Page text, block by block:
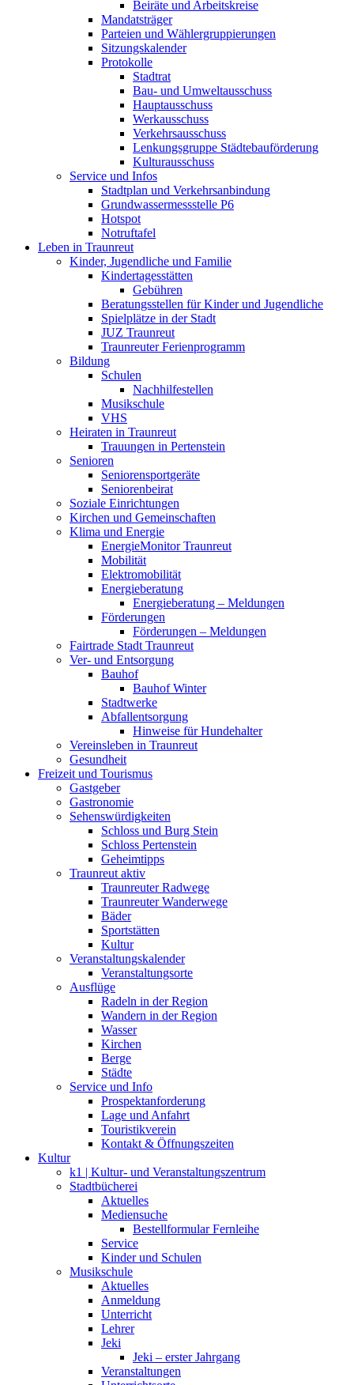
Beiräte und Arbeitskreise
Mandatsträger
Parteien und Wählergruppierungen
Sitzungskalender
Protokolle
Stadtrat
Bau- und Umweltausschuss
Hauptausschuss
Werkausschuss
Verkehrsausschuss
Lenkungsgruppe Städtebauförderung
Kulturausschuss
Service und Infos
Stadtplan und Verkehrsanbindung
Grundwassermessstelle P6
Hotspot
Notruftafel
Leben in Traunreut
Kinder, Jugendliche und Familie
Kindertagesstätten
Gebühren
Beratungsstellen für Kinder und Jugendliche
Spielplätze in der Stadt
JUZ Traunreut
Traunreuter Ferienprogramm
Bildung
Schulen
Nachhilfestellen
Musikschule
VHS
Heiraten in Traunreut
Trauungen in Pertenstein
Senioren
Seniorensportgeräte
Seniorenbeirat
Soziale Einrichtungen
Kirchen und Gemeinschaften
Klima und Energie
EnergieMonitor Traunreut
Mobilität
Elektromobilität
Energieberatung
Energieberatung – Meldungen
Förderungen
Förderungen – Meldungen
Fairtrade Stadt Traunreut
Ver- und Entsorgung
Bauhof
Bauhof Winter
Stadtwerke
Abfallentsorgung
Hinweise für Hundehalter
Vereinsleben in Traunreut
Gesundheit
Freizeit und Tourismus
Gastgeber
Gastronomie
Sehenswürdigkeiten
Schloss und Burg Stein
Schloss Pertenstein
Geheimtipps
Traunreut aktiv
Traunreuter Radwege
Traunreuter Wanderwege
Bäder
Sportstätten
Kultur
Veranstaltungskalender
Veranstaltungsorte
Ausflüge
Radeln in der Region
Wandern in der Region
Wasser
Kirchen
Berge
Städte
Service und Info
Prospektanforderung
Lage und Anfahrt
Touristikverein
Kontakt & Öffnungszeiten
Kultur
k1 | Kultur- und Veranstaltungszentrum
Stadtbücherei
Aktuelles
Mediensuche
Bestellformular Fernleihe
Service
Kinder und Schulen
Musikschule
Aktuelles
Anmeldung
Unterricht
Lehrer
Jeki
Jeki – erster Jahrgang
Veranstaltungen